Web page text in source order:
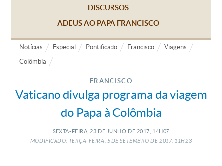
DISCURSOS
ADEUS AO PAPA FRANCISCO
Notícias Especial Pontificado Francisco
Viagens
Colômbia
FRANCISCO
Vaticano divulga programa da viagem
do Papa à Colômbia
SEXTA-FEIRA, 23 DE JUNHO DE 2017, 14H07
MODIFICADO: TERÇA-FEIRA, 5 DESETEMBRO DE2017, 11H23